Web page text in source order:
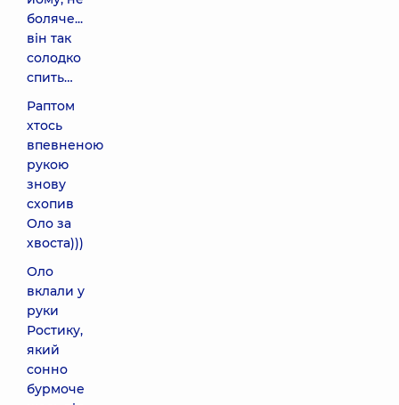
боляче...
він так
солодко
спить…
Раптом
хтось
впевненою
рукою
знову
схопив
Оло за
хвоста)))
Оло
вклали у
руки
Ростику,
який
сонно
бурмоче